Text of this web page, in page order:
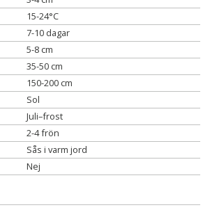
15-24°C
7-10 dagar
5-8 cm
35-50 cm
150-200 cm
Sol
Juli–frost
2-4 frön
Sås i varm jord
Nej